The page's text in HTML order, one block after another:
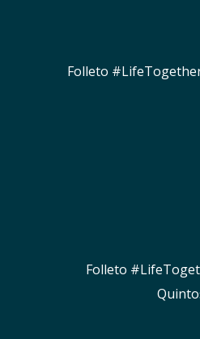
Folleto
Folleto